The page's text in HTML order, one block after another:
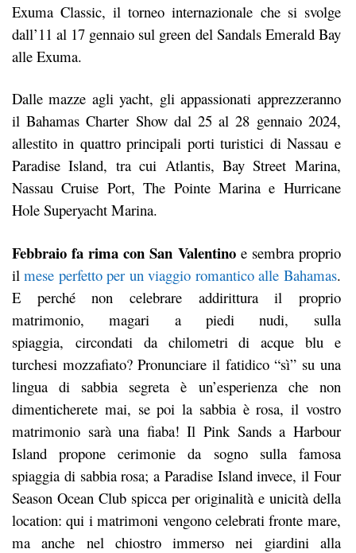
Exuma Classic, il torneo internazionale che si svolge
dall’11 al 17 gennaio sul green del Sandals Emerald Bay
alle Exuma.
Dalle mazze agli yacht, gli appassionati apprezzeranno
il Bahamas Charter Show dal 25 al 28 gennaio 2024,
allestito in quattro principali porti turistici di Nassau e
Paradise Island, tra cui Atlantis, Bay Street Marina,
Nassau Cruise Port, The Pointe Marina e Hurricane
Hole Superyacht Marina.
Febbraio fa rima con San Valentinoe sembra proprio
ilmese perfetto per un viaggio romantico alle Bahamas.
E perché non celebrare addirittura il proprio
matrimonio, magari a piedi nudi, sulla
spiaggia, circondati da chilometri di acque blu e
turchesi mozzafiato? Pronunciare il fatidico “sì” su una
lingua di sabbia segreta è un’esperienza che non
dimenticherete mai, se poi la sabbia è rosa, il vostro
matrimonio sarà una fiaba! Il Pink Sands a Harbour
Island propone cerimonie da sogno sulla famosa
spiaggia di sabbia rosa; a Paradise Island invece, il Four
Season Ocean Club spicca per originalità e unicità della
location: qui i matrimoni vengono celebrati fronte mare,
ma anche nel chiostro immerso nei giardini alla